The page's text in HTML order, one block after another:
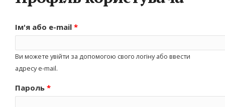
Ім'я або e-mail *
Ви можете увійти за допомогою свого логіну або ввести
адресу e-mail.
Пароль *